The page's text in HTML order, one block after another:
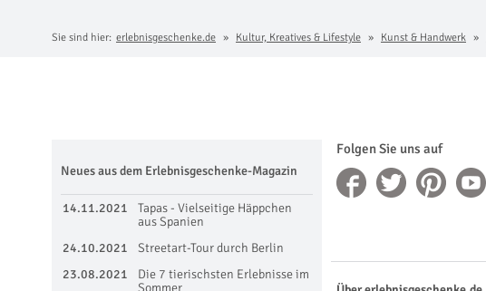
Sie sind hier: erlebnisgeschenke.de Kultur, Kreatives & Lifestyle Kunst & Handwerk
Folgen Sie uns auf
Neues aus dem Erlebnisgeschenke-Magazin
14.11.2021
Tapas - Vielseitige Häppchen
aus Spanien
24.10.2021
Streetart-Tour durch Berlin
23.08.2021
Die 7 tierischsten Erlebnisse im
Sommer